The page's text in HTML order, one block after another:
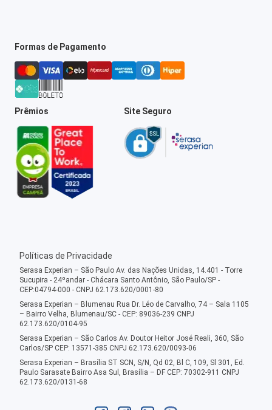
Formas de Pagamento
Prêmios Site Seguro
Políticas de Privacidade
Serasa Experian – São Paulo Av. das Nações Unidas, 14.401 - Torre
Sucupira - 24ºandar - Chácara Santo Antônio, São Paulo/SP -
CEP:04794-000 - CNPJ 62.173.620/0001-80
Serasa Experian – Blumenau Rua Dr. Léo de Carvalho, 74 – Sala 1105
– Bairro Velha, Blumenau/SC - CEP: 89036-239 CNPJ
62.173.620/0104-95
Serasa Experian – São Carlos Av. Doutor Heitor José Reali, 360, São
Carlos/SP CEP: 13571-385 CNPJ 62.173.620/0093-06
Serasa Experian – Brasília ST SCN, S/N, Qd 02, Bl C, 109, Sl 301, Ed.
Paulo Sarasate Bairro Asa Sul, Brasília – DF CEP: 70302-911 CNPJ
62.173.620/0131-68